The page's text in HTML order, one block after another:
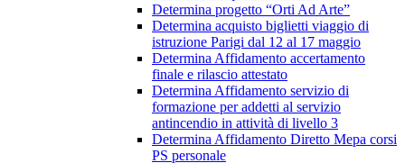
Determina progetto “Orti Ad Arte”
Determina acquisto biglietti viaggio di
istruzione Parigi dal 12 al 17 maggio
Determina Affidamento accertamento
finale e rilascio attestato
Determina Affidamento servizio di
formazione per addetti al servizio
antincendio in attività di livello 3
Determina Affidamento Diretto Mepa corsi
PS personale